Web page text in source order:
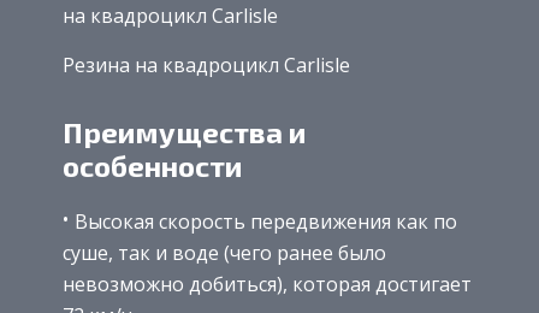
на квадроцикл Carlisle
Резина на квадроцикл Carlisle
Преимущества и
особенности
Высокая скорость передвижения как по
суше, так и воде (чего ранее было
невозможно добиться), которая достигает